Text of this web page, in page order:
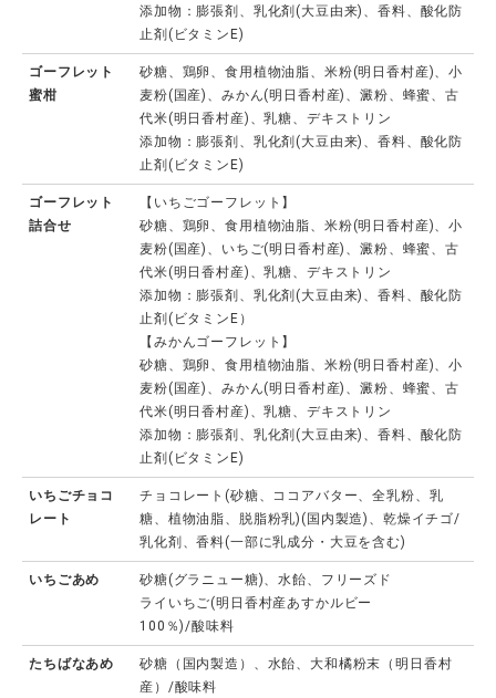
添加物：膨張剤、乳化剤(大豆由来)、香料、酸化防
止剤(ビタミンE)
ゴーフレット
蜜柑
砂糖、鶏卵、食用植物油脂、米粉(明日香村産)、小
麦粉(国産)、みかん(明日香村産)、澱粉、蜂蜜、古
代米(明日香村産)、乳糖、デキストリン
添加物：膨張剤、乳化剤(大豆由来)、香料、酸化防
止剤(ビタミンE)
ゴーフレット
詰合せ
【いちごゴーフレット】
砂糖、鶏卵、食用植物油脂、米粉(明日香村産)、小
麦粉(国産)、いちご(明日香村産)、澱粉、蜂蜜、古
代米(明日香村産)、乳糖、デキストリン
添加物：膨張剤、乳化剤(大豆由来)、香料、酸化防
止剤(ビタミンE）
【みかんゴーフレット】
砂糖、鶏卵、食用植物油脂、米粉(明日香村産)、小
麦粉(国産)、みかん(明日香村産)、澱粉、蜂蜜、古
代米(明日香村産)、乳糖、デキストリン
添加物：膨張剤、乳化剤(大豆由来)、香料、酸化防
止剤(ビタミンE)
いちごチョコ
レート
チョコレート(砂糖、ココアバター、全乳粉、乳
糖、植物油脂、脱脂粉乳)(国内製造)、乾燥イチゴ/
乳化剤、香料(一部に乳成分・大豆を含む)
いちごあめ
砂糖(グラニュー糖)、水飴、フリーズド
ライいちご(明日香村産あすかルビー
100％)/酸味料
たちばなあめ
砂糖（国内製造）、水飴、大和橘粉末（明日香村
産）/酸味料